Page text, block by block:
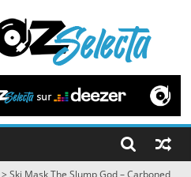
>Ski Mask The Slump God – Carboned